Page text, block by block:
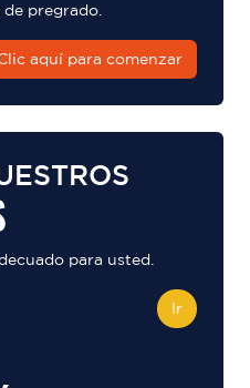
pregrado.
aquí para comenzar
para usted.
Ir